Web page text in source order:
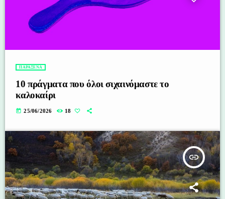
ΠΑΡΑΞΕΝΑ
10 πράγματα που όλοι σιχαινόμαστε το
καλοκαίρι
today 25/06/2026 18
insert_link